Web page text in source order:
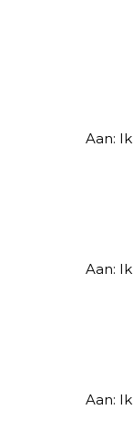
Aan:
Aan:
Aan: